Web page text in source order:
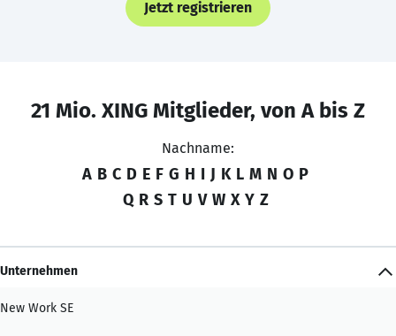
Jetzt registrieren
21 Mio. XING Mitglieder, von A bis Z
Nachname:
A B C D E F G H I J K L M N O P
Q R S T U V W X Y Z
Unternehmen
New Work SE